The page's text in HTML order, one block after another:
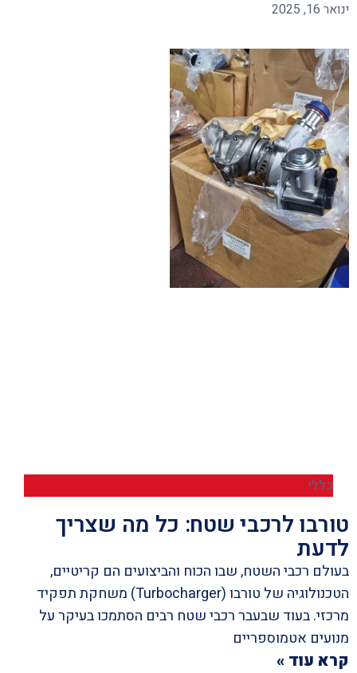
ינואר 16, 2025
כללי
טורבו לרכבי שטח: כל מה שצריך
לדעת
בעולם רכבי השטח, שבו הכוח והביצועים הם קריטיים,
הטכנולוגיה של טורבו (Turbocharger) משחקת תפקיד
מרכזי. בעוד שבעבר רכבי שטח רבים הסתמכו בעיקר על
מנועים אטמוספריים
קרא עוד »